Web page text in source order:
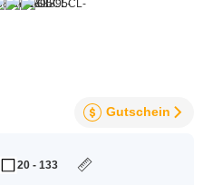
Gutschein
20 - 133